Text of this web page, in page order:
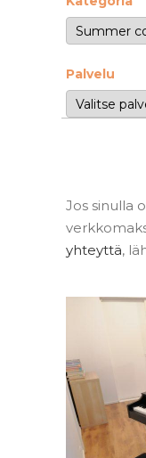
Palvelu
Jos sinulla
yhteyttä,